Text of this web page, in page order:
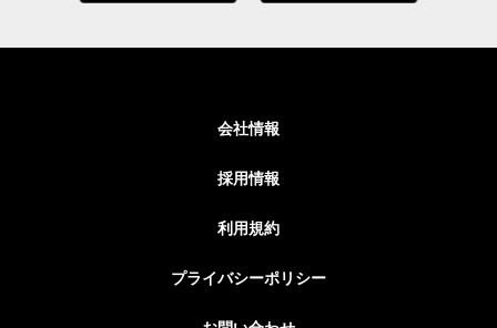
会社情報
採用情報
利用規約
プライバシーポリシー